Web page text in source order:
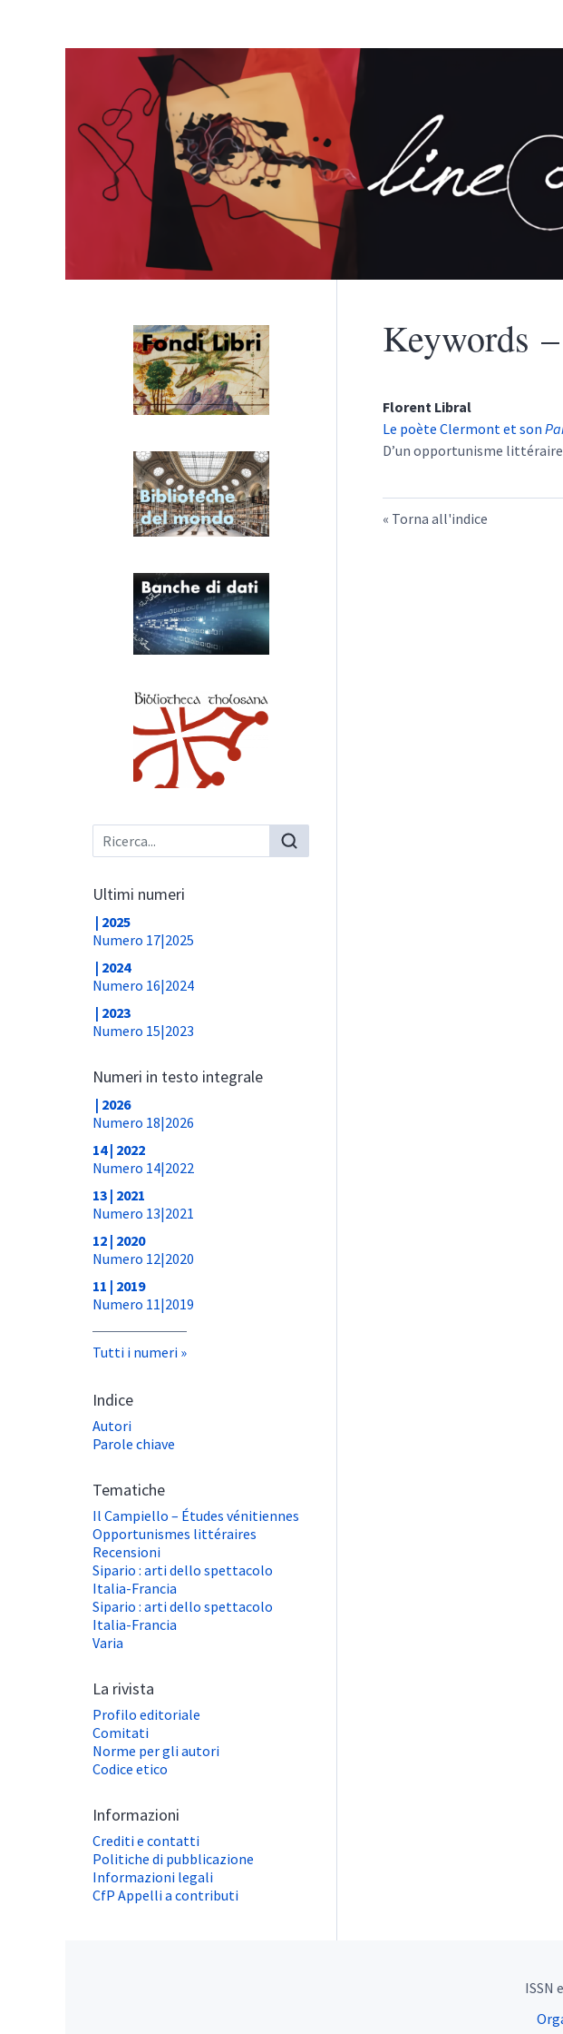
Menù principale
Ultimi numeri
| 2025
Numero 17|2025
| 2024
Numero 16|2024
| 2023
Numero 15|2023
Numeri in testo integrale
| 2026
Numero 18|2026
14 | 2022
Numero 14|2022
13 | 2021
Numero 13|2021
12 | 2020
Numero 12|2020
11 | 2019
Numero 11|2019
Tutti i numeri
Indice
Autori
Parole chiave
Tematiche
Il Campiello – Études vénitiennes
Opportunismes littéraires
Recensioni
Sipario : arti dello spettacolo
Italia-Francia
Sipario : arti dello spettacolo
Italia-Francia
Varia
La rivista
Profilo editoriale
Comitati
Norme per gli autori
Codice etico
Informazioni
Crediti e contatti
Politiche di pubblicazione
Informazioni legali
CfP Appelli a contributi
Keywords
Florent Libral
Le poète Clermont et son
D’un opportunisme
Torna all'indice
ISSN